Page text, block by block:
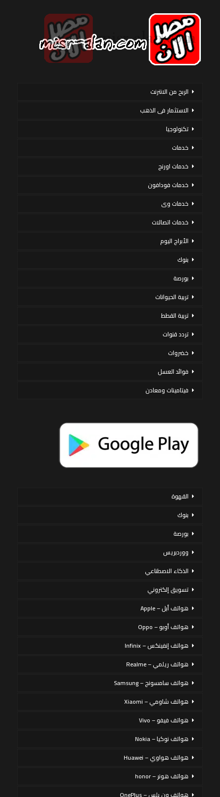
الربح من الانترنت
الاستثمار فى الذهب
تكنولوجيا
خدمات
خدمات اورنج
خدمات فودافون
خدمات وى
خدمات اتصالات
الأبراج اليوم
بنوك
بورصة
تربية الحيوانات
تربية القطط
تردد قنوات
خضروات
فوائد العسل
فيتامينات ومعادن
القهوة
بنوك
بورصة
ووردبريس
الذكاء الاصطناعي
تسويق إلكتروني
هواتف أبل – Apple
هواتف أوبو – Oppo
هواتف إنفينكس – Infinix
هواتف ريلمي – Realme
هواتف سامسونج – Samsung
هواتف شاومي – Xiaomi
هواتف فيفو – Vivo
هواتف نوكيا – Nokia
هواتف هواوي – Huawei
هواتف هونر – honor
هواتف ون بلس – OnePlus